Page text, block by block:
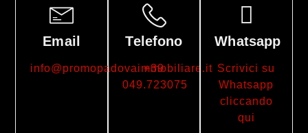
Email
info@promopadovaimmobiliare.it
Telefono
+39
049.723075
Whatsapp
Scrivici su
Whatsapp
cliccando
qui